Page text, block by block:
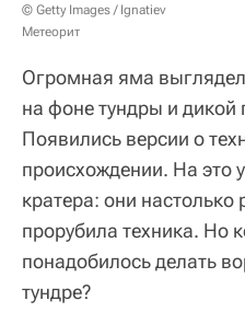
© Getty Images / Ignatiev
Метеорит
Огромная яма
на фоне тундры и
Появились версии о
происхождении. На это
кратера: они настолько
прорубила техника. Но
понадобилось делать
тундре?